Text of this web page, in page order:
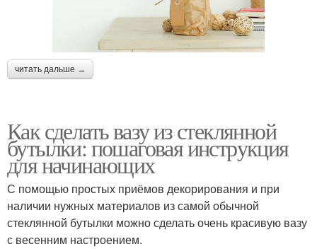
читать дальше →
Как сделать вазу из стеклянной
бутылки: пошаговая инструкция
для начинающих
С помощью простых приёмов декорирования и при
наличии нужных материалов из самой обычной
стеклянной бутылки можно сделать очень красивую вазу
с весенним настроением.